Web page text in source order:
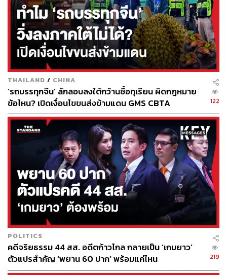
ดร.ภานุเดช เชื่อมั่นว่า ผู้ขับขี่ส่วนใหญ่ไม่มีใครต้องการจอด
ค้างบนรางรถไฟ เนื่องจากทุกคนต่างทราบถึงความเสี่ยงของ
อุบัติเหตุ ดังนั้น ระบบจราจรควรสามารถตอบสนองต่อสภาพ
การจราจรที่เปลี่ยนแปลงได้อย่างสอดคล้อง เช่น เมื่อพื้นที่หลัง
จุดตัดเริ่มเต็ม ระบบสัญญาณก็ควรมีกลไกช่วยชะลอหรือ
จำกัดการปล่อยรถเข้าสู่พื้นที่เพิ่มเติม
เชื่อมโยงข้อมูล Real-time ลดการพึ่งพามนุษย์
เพียงชั้นเดียว
นักวิชาการจากมหาวิทยาลัยธรรมศาสตร์ กล่าวเพิ่มเติมว่า
หากหน่วยงานที่เกี่ยวข้องสามารถพัฒนาการแลกเปลี่ยน
ข้อมูลระหว่างกันในลักษณะเรียลไทม์ (Real-time) ได้ จะช่วย
เพิ่มประสิทธิภาพในการบริหารจัดการความเสี่ยงบริเวณจุด
ตัดได้มากขึ้น โดยเฉพาะการเชื่อมโยงข้อมูลด้านสัญญาณ
จราจร สถานะการจราจร และข้อมูลการเตือนความเสี่ยง
ต่างๆ ซึ่งในระยะยาวอาจสามารถพัฒนาไปสู่ระบบสนับสนุน
การตัดสินใจ ของผู้ปฏิบัติงาน ที่เชื่อมข้อมูลระหว่างระบบ
ถนนและระบบรางร่วมกัน
THAILAND / CHINA
‘รถบรรทุกจีน’ ลักลอบลงใต้กว้านซื้อทุเรียน ผิดกฎหมาย
ข้อไหน? เปิดเงื่อนไขขนส่งข้ามแดน GMS CBTA
122
POLITICS
คดีจริยธรรม 44 สส. อดีตก้าวไกล กลายเป็น ‘เกมยาว’
ตัวแปรสำคัญ ‘พยาน 60 ปาก’ พร้อมแค่ไหน
219